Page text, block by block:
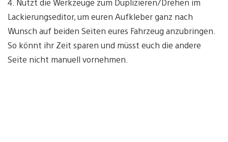
4. Nutzt die Werkzeuge zum Duplizieren/Drehen im
Lackierungseditor, um euren Aufkleber ganz nach
Wunsch auf beiden Seiten eures Fahrzeug anzubringen.
So könnt ihr Zeit sparen und müsst euch die andere
Seite nicht manuell vornehmen.